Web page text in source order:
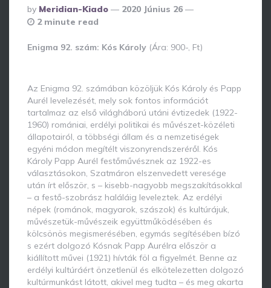
Posted
By
By Meridian-Kiado
2020 Június 26
2 minute read
Enigma 92. szám: Kós Károly (Ára: 900-, Ft)
Az Enigma 92. számában közöljük Kós Károly és Papp
Aurél levelezését, mely sok fontos információt
tartalmaz az első világháború utáni évtizedek (1922-
1960) romániai, erdélyi politikai és művészet-közéleti
állapotairól, a többségi állam és a nemzetiségek
egyéni módon megítélt viszonyrendszeréről. Kós
Károly Papp Aurél festőművésznek az 1922-es
választásokon, Szatmáron elszenvedett veresége
után írt először, s – kisebb-nagyobb megszakításokkal
– a festő-szobrász haláláig leveleztek. Az erdélyi
népek (románok, magyarok, szászok) és kultúrájuk,
művészetük-művészeik együttműködésében és
kölcsönös megismerésében, egymás segítésében bízó
s ezért dolgozó Kósnak Papp Aurélra először a
kiállított művei (1921) hívták föl a figyelmét. Benne az
erdélyi kultúráért önzetlenül és elkötelezetten dolgozó
kultúrmunkást látott, akivel meg tudta – és meg akarta